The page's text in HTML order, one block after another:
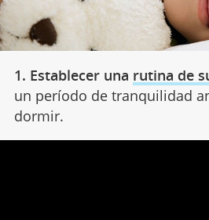
1. Establecer una rutina de
un período de tranquilidad
dormir.